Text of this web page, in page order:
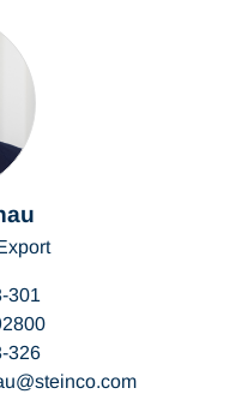
301
326
steinco com